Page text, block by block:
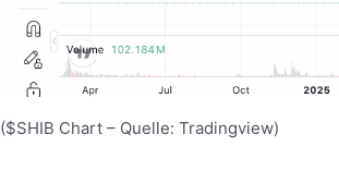
($SHIB Chart – Quelle: Tradingview)